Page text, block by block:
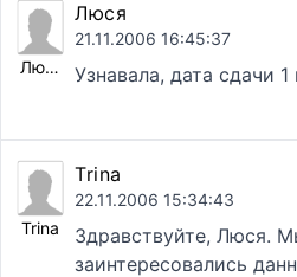
Люся
Люся
21.11.2006 16:45:37
Узнавала, дата сдачи
Trina
Trina
22.11.2006 15:34:43
Здравствуйте, Люся.
заинтересовались